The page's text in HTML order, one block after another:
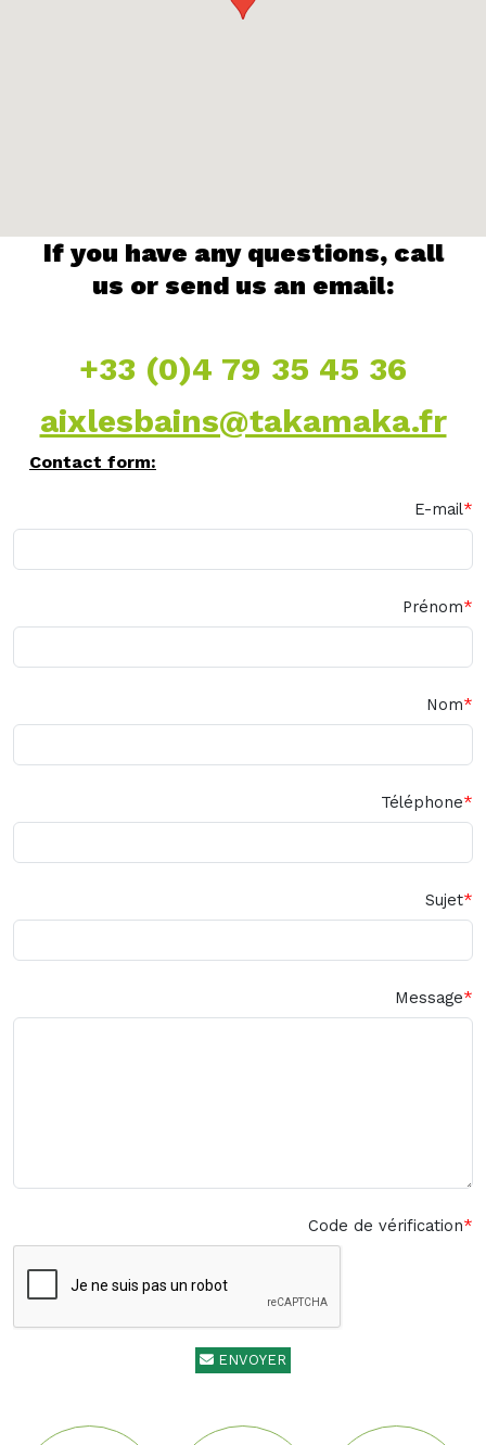
If you have any questions, call
us or send us an email:
+33 (0)4 79 35 45 36
aixlesbains@takamaka.fr
Contact form:
E-mail
Prénom
Nom
Téléphone
Sujet
Message
Code de vérification
ENVOYER